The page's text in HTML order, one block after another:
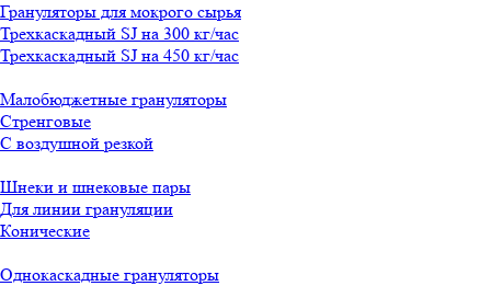
Грануляторы для мокрого сырья
Трехкаскадный SJ на 300 кг/час
Трехкаскадный SJ на 450 кг/час
Малобюджетные грануляторы
Стренговые
С воздушной резкой
Шнеки и шнековые пары
Для линии грануляции
Конические
Однокаскадные грануляторы